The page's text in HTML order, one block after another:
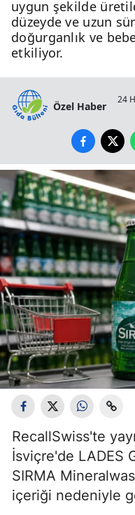
uygun şekilde
düzeyde ve uzun
doğurganlık ve
etkiliyor.
Özel Haber
24
RecallSwiss'te
İsviçre'de LADES
SIRMA
içeriği nedeniyle